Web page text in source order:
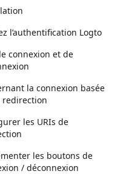
l’authentification Logto
connexion et de
la connexion basée
redirection
les URIs de
les boutons de
/ déconnexion